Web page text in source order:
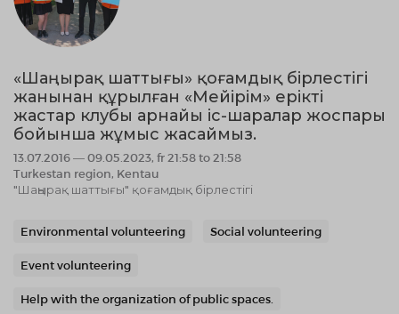
«Шаңырақ шаттығы» қоғамдық бірлестігі
жанынан құрылған «Мейірім» ерікті
жастар клубы арнайы іс-шаралар жоспары
бойынша жұмыс жасаймыз.
13.07.2016 — 09.05.2023, fr 21:58 to 21:58
Turkestan region, Kentau
"Шаңырақ шаттығы" қоғамдық бірлестігі
Environmental volunteering Social volunteering
Event volunteering
Help with the organization of public spaces.